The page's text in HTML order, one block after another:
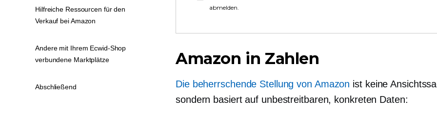
abmelden.
Amazon in Zahlen
Die beherrschende Stellung von Amazon ist keine
sondern basiert auf unbestreitbaren, konkreten Daten:
Hilfreiche Ressourcen für den
Verkauf bei Amazon
Andere mit Ihrem Ecwid-Shop
verbundene Marktplätze
Abschließend